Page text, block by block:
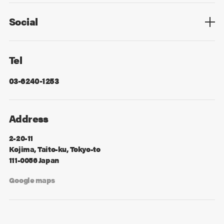
Social
Tel
03-6240-1253
Address
2-20-11
Kojima, Taito-ku, Tokyo-to
111-0056 Japan
Google maps